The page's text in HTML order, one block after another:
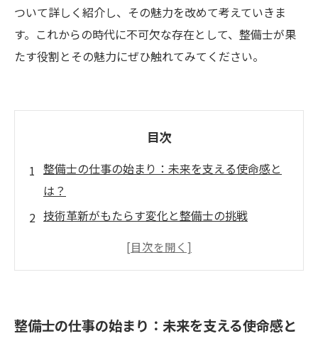
ついて詳しく紹介し、その魅力を改めて考えていきま
す。これからの時代に不可欠な存在として、整備士が果
たす役割とその魅力にぜひ触れてみてください。
目次
整備士の仕事の始まり：未来を支える使命感と
は？
技術革新がもたらす変化と整備士の挑戦
難題を乗り越える整備士たちの努力と成長物語
整備士に求められる高度な専門知識とは？
整備士の仕事の始まり：未来を支える使命感と